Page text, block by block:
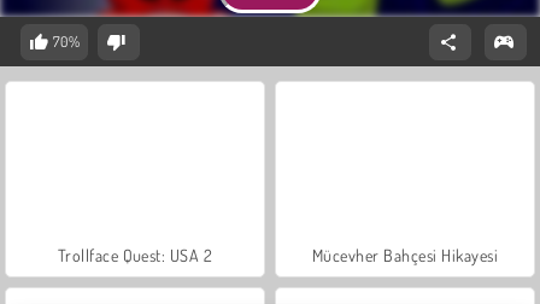
70%
Trollface Quest: USA 2 Mücevher Bahçesi Hikayesi